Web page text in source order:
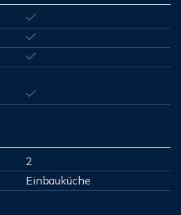
2
Einbauküche